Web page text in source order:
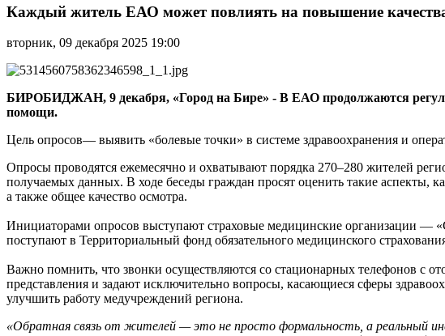
житель
ЕАО
может
повлиять
на
качества
медицинской
Каждый житель ЕАО может повлиять на повышение
вторник, 09 декабря 2025 19:00
БИРОБИДЖАН, 9 декабря, «Город на Бире» - В ЕАО продолжаются
помощи.
Цель опросов— выявить «болевые точки» в системе здравоохранения и
Опросы проводятся ежемесячно и охватывают порядка 270–280 жителей
получаемых данных. В ходе беседы граждан просят оценить такие аспекты,
а также общее качество осмотра.
Инициаторами опросов выступают страховые медицинские организации
поступают в Территориальный фонд обязательного медицинского
Важно помнить, что звонки осуществляются со стационарных телефонов с
представления и задают исключительно вопросы, касающиеся сферы
улучшить работу медучреждений региона.
«Обратная связь от жителей — это не просто формальность, а реальный